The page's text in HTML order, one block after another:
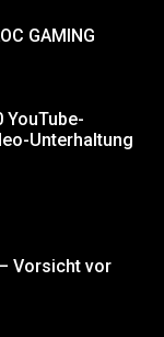
GAMING
Unterhaltung
Vorsicht vor